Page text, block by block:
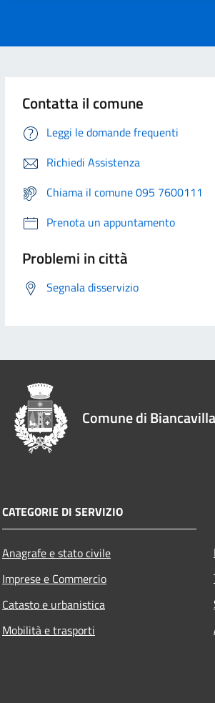
Contatta il comune
Leggi le domande frequenti
Richiedi Assistenza
Chiama il comune 095 7600111
Prenota un appuntamento
Problemi in città
Segnala disservizio
Comune di Biancavilla
CATEGORIE DI SERVIZIO
Anagrafe e stato civile
Imprese e Commercio
Catasto e urbanistica
Mobilità e trasporti